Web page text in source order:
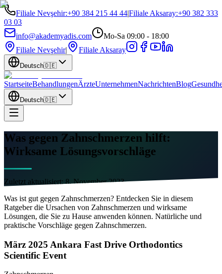
Filiale Nevşehir:+90 384 215 44 44|Filiale Aksaray:+90 382 333
03 03
info@akademyadis.com
Mo-Sa 09:00 - 18:00
Filiale Nevşehir| Filiale Aksaray
Deutsch🇩🇪
StartseiteBehandlungenÄrzteUnternehmenNachrichtenBlog
Deutsch🇩🇪
Was gegen Zahnschmerzen hilft:
Wirksame Lösungsvorschläge
Zuletzt aktualisiert: 8. November 2023
Was ist gut gegen Zahnschmerzen? Entdecken Sie in diesem
Ratgeber die Ursachen von Zahnschmerzen und wirksame
Lösungen, die Sie zu Hause anwenden können. Natürliche und
praktische Vorschläge gegen Zahnschmerzen.
März 2025 Ankara Fast Drive Orthodontics
Scientific Event